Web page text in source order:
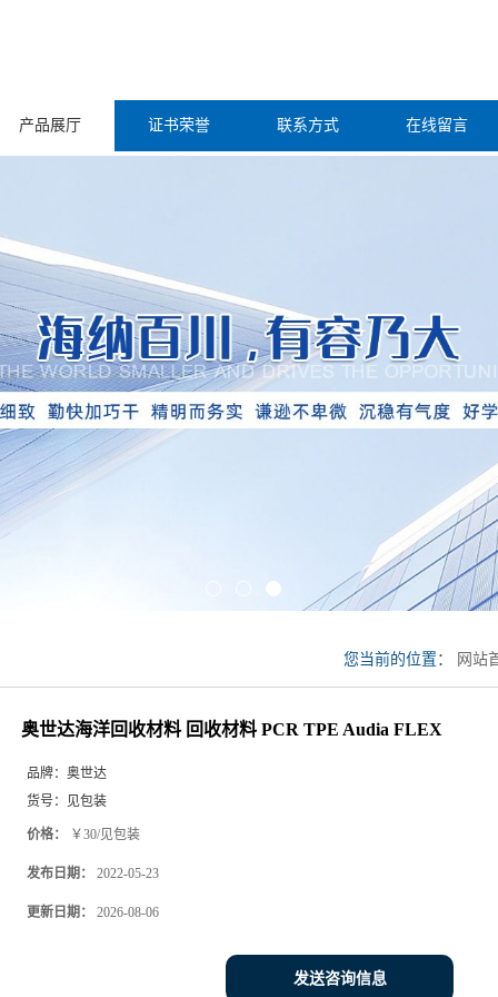
产品展厅 证书荣誉 联系方式 在线留言
您当前的位置： 网站
奥世达海洋回收材料 回收材料 PCR TPE Audia FLEX
品牌： 奥世达
货号：
见包装
价格： ￥30/见包装
发布日期： 2022-05-23
更新日期： 2026-08-06
发送咨询信息